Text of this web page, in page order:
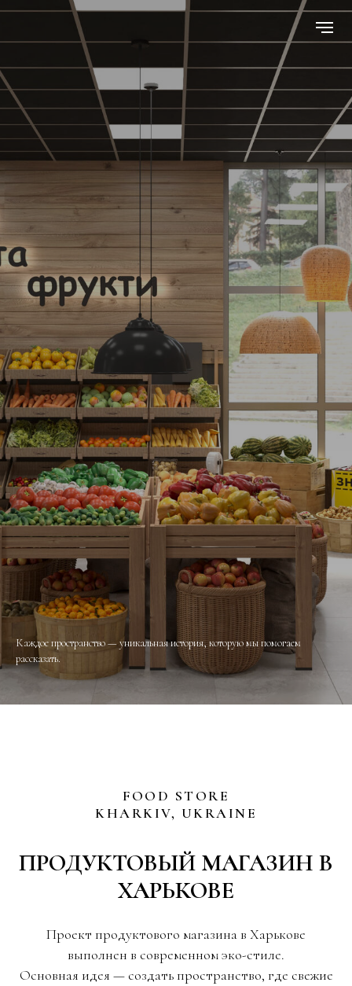
Каждое пространство — уникальная история, которую мы помогаем
рассказать.
FOOD STORE
KHARKIV, UKRAINE
ПРОДУКТОВЫЙ МАГАЗИН В
ХАРЬКОВЕ
Проект продуктового магазина в Харькове
выполнен в современном эко-стиле.
Основная идея — создать пространство, где свежие